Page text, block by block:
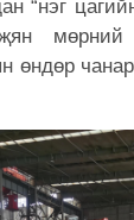
“нэг
мөрний
өндөр